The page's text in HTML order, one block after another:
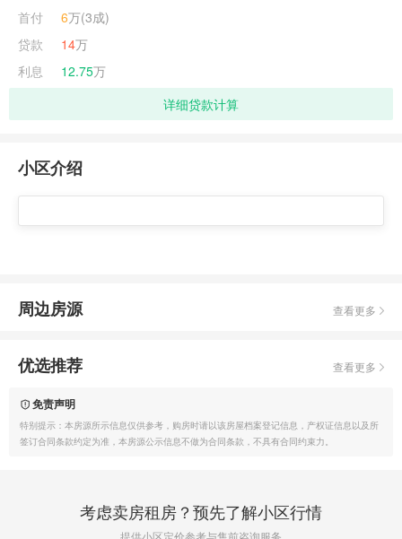
首付
6万(3成)
贷款
14万
利息
12.75万
详细贷款计算
小区介绍
周边房源 查看更多
优选推荐 查看更多
免责声明
特别提示：本房源所示信息仅供参考，购房时请以该房屋档案登记信息，产权证信息以及所
签订合同条款约定为准，本房源公示信息不做为合同条款，不具有合同约束力。
考虑卖房租房？预先了解小区行情
提供小区定价参考与售前咨询服务